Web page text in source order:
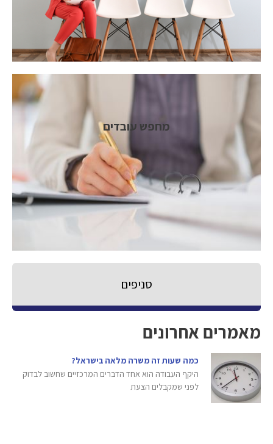
מחפש עובדים
סניפים
מאמרים אחרונים
כמה שעות זה משרה מלאה בישראל?
היקף העבודה הוא אחד הדברים המרכזיים שחשוב לבדוק
לפני שמקבלים הצעת